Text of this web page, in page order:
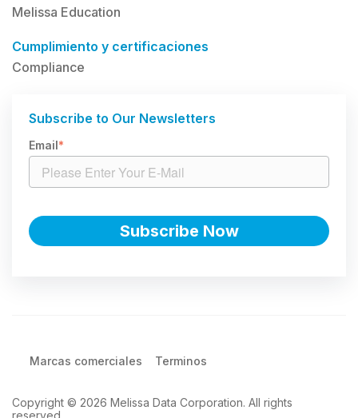
Melissa Education
Cumplimiento y certificaciones
Compliance
Subscribe to Our Newsletters
Email*
Marcas comerciales Terminos
Copyright © 2026 Melissa Data Corporation. All rights